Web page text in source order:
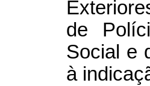
de
Social e
à